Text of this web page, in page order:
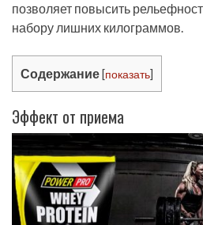
позволяет повысить
набору лишних килограммов.
Содержание [показать]
Эффект от приема